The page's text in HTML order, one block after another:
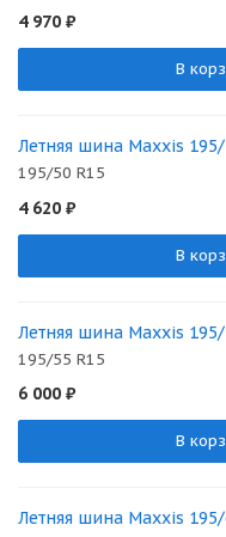
4 970 ₽
В
Летняя шина Maxxis
195/50 R15
4 620 ₽
В
Летняя шина Maxxis
195/55 R15
6 000 ₽
В
Летняя шина Maxxis